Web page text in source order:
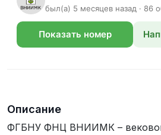
был(а) 5 месяцев назад · 86
Показать номер
Описание
ФГБНУ ФНЦ ВНИИМК – вековой